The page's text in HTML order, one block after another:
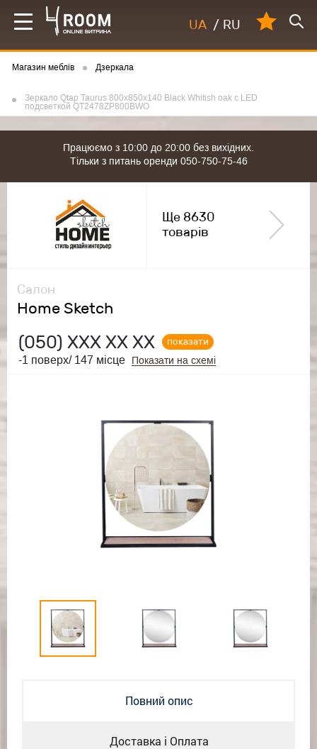
UA / RU
Магазин меблів Дзеркала
Зеркало Qtap Taurus 800х850х140 Black Whitish oak с LED
подсветкой QT2478ZP800BWO
Працюємо з 10:00 до 20:00 без вихідних.
Тільки з питань оренди 050-750-75-46
Салон
Home Sketch
(050) ХХХ ХХ ХХ
показати
-1 поверх/ 147 місце
Показати на схемі
Ще 8630
товарів
Повний опис
Доставка і Оплата